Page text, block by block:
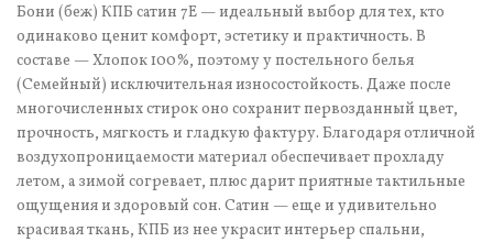
Бони (беж) КПБ сатин 7Е — идеальный выбор для тех, кто
одинаково ценит комфорт, эстетику и практичность. В
составе — Хлопок 100%, поэтому у постельного белья
(Семейный) исключительная износостойкость. Даже после
многочисленных стирок оно сохранит первозданный цвет,
прочность, мягкость и гладкую фактуру. Благодаря отличной
воздухопроницаемости материал обеспечивает прохладу
летом, а зимой согревает, плюс дарит приятные тактильные
ощущения и здоровый сон. Сатин — еще и удивительно
красивая ткань, КПБ из нее украсит интерьер спальни,